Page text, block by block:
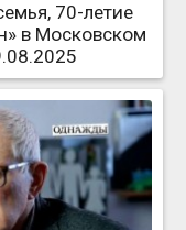
70-летие
в Московском